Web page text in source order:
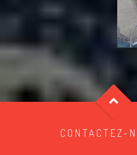
CONTACTEZ-